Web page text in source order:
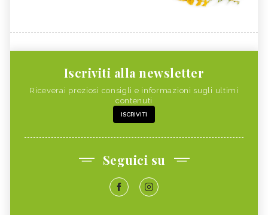
Iscriviti alla newsletter
Riceverai preziosi consigli e informazioni sugli ultimi
contenuti
ISCRIVITI
Seguici su